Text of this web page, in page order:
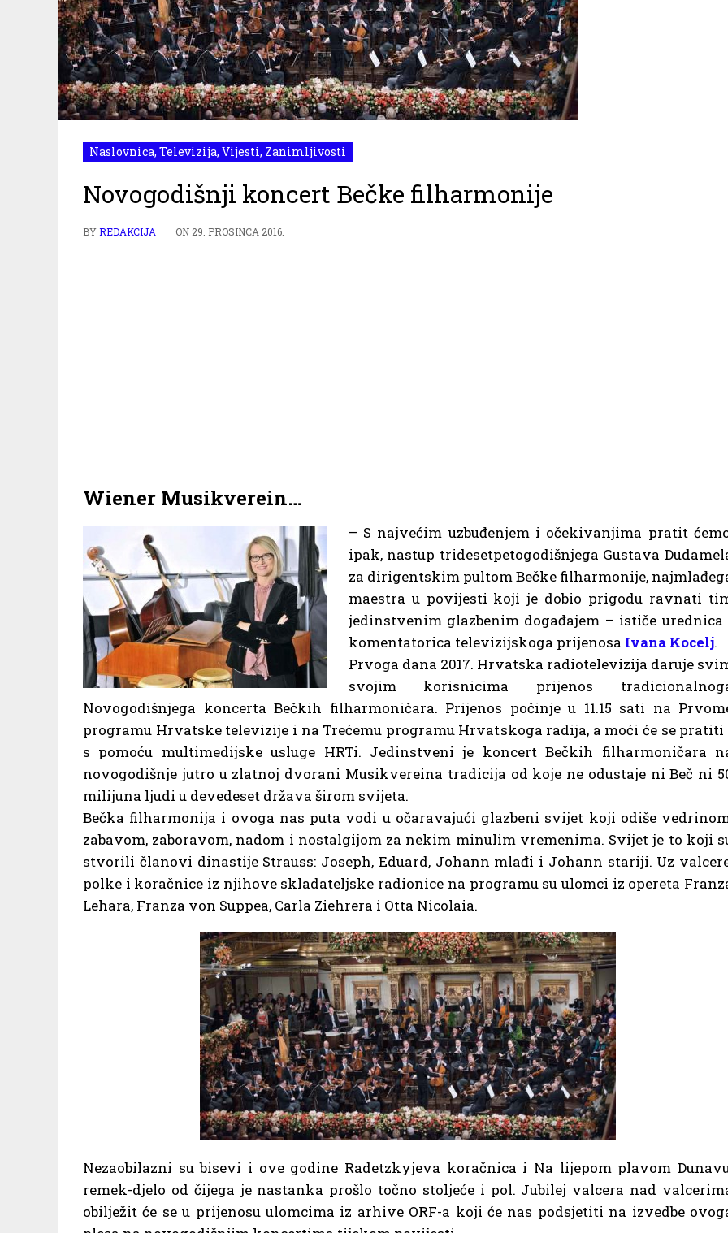
Naslovnica, Televizija, Vijesti, Zanimljivosti
Novogodišnji koncert Bečke filharmonije
BYREDAKCIJA ON 29. PROSINCA 2016.
Wiener Musikverein…
– S najvećim uzbuđenjem i očekivanjima pratit
ipak, nastup tridesetpetogodišnjega Gustava
za dirigentskim pultom Bečke filharmonije,
maestra u povijesti koji je dobio prigodu ravnati
jedinstvenim glazbenim događajem – ističe urednica
komentatorica televizijskoga prijenosa Ivana Kocelj.
Prvoga dana 2017. Hrvatska radiotelevizija daruje
svojim korisnicima prijenos
Novogodišnjega koncerta Bečkih filharmoničara. Prijenos počinje u 11.15 sati na
programu Hrvatske televizije i na Trećemu programu Hrvatskoga radija, a moći će se pratiti
s pomoću multimedijske usluge HRTi. Jedinstveni je koncert Bečkih filharmoničara
novogodišnje jutro u zlatnoj dvorani Musikvereina tradicija od koje ne odustaje ni Beč ni
milijuna ljudi u devedeset država širom svijeta.
Bečka filharmonija i ovoga nas puta vodi u očaravajući glazbeni svijet koji odiše
zabavom, zaboravom, nadom i nostalgijom za nekim minulim vremenima. Svijet je to koji
stvorili članovi dinastije Strauss: Joseph, Eduard, Johann mlađi i Johann stariji. Uz
polke i koračnice iz njihove skladateljske radionice na programu su ulomci iz opereta
Lehara, Franza von Suppea, Carla Ziehrera i Otta Nicolaia.
Nezaobilazni su bisevi i ove godine Radetzkyjeva koračnica i Na lijepom plavom
remek-djelo od čijega je nastanka prošlo točno stoljeće i pol. Jubilej valcera nad
obilježit će se u prijenosu ulomcima iz arhive ORF-a koji će nas podsjetiti na izvedbe